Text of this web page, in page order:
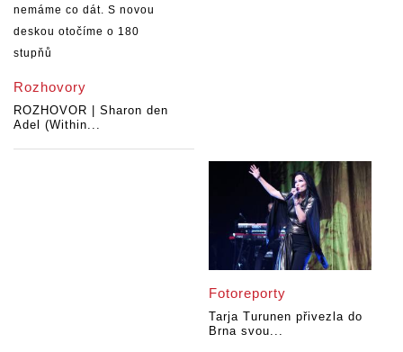
Rozhovory
ROZHOVOR | Sharon den
Adel (Within...
Fotoreporty
Tarja Turunen přivezla do
Brna svou...